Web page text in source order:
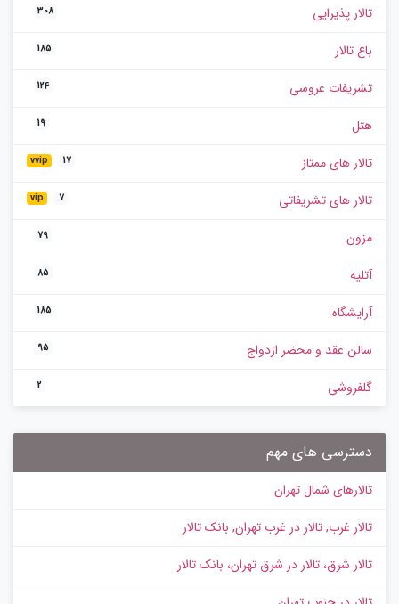
تالار پذیرایی 308
باغ تالار 185
تشریفات عروسی 124
هتل 19
تالار های ممتاز vvip 17
تالار های تشریفاتی vip 7
مزون 79
آتلیه 85
آرایشگاه 185
سالن عقد و محضر ازدواج 95
گلفروشی 2
دسترسی های مهم
تالارهای شمال تهران
تالار غرب, تالار در غرب تهران, بانک تالار
تالار شرق، تالار در شرق تهران، بانک تالار